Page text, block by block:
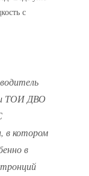
с
ТОИ ДВО
в котором
в